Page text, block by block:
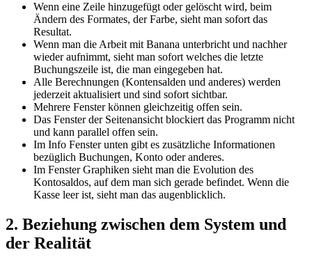
Wenn eine Zeile hinzugefügt oder gelöscht wird, beim
Ändern des Formates, der Farbe, sieht man sofort das
Resultat.
Wenn man die Arbeit mit Banana unterbricht und nachher
wieder aufnimmt, sieht man sofort welches die letzte
Buchungszeile ist, die man eingegeben hat.
Alle Berechnungen (Kontensalden und anderes) werden
jederzeit aktualisiert und sind sofort sichtbar.
Mehrere Fenster können gleichzeitig offen sein.
Das Fenster der Seitenansicht blockiert das Programm nicht
und kann parallel offen sein.
Im Info Fenster unten gibt es zusätzliche Informationen
bezüglich Buchungen, Konto oder anderes.
Im Fenster Graphiken sieht man die Evolution des
Kontosaldos, auf dem man sich gerade befindet. Wenn die
Kasse leer ist, sieht man das augenblicklich.
2. Beziehung zwischen dem System und
der Realität